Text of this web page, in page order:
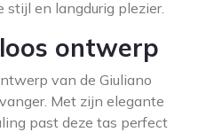
en langdurig plezier.
ontwerp
van de Giuliano
Met zijn elegante
past deze tas perfect